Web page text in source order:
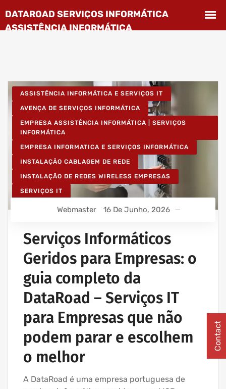
ASSISTÊNCIA INFORMÁTICA E SERVIÇOS IT
AVENÇA DE SERVIÇOS INFORMÁTICA
EMPRESA ASSISTÊNCIA INFORMÁTICA | SERVIÇOS
INFORMÁTICA
EMPRESA INFORMATICA E SERVIÇOS INFORMÁTICA
INSTALAÇÃO CABLAGEM DE REDE
INSTALAÇÃO DE REDES WIRELESS EMPRESAS
SERVIÇOS IT
Webmaster 16 De Junho, 2026
Serviços Informáticos
Geridos para Empresas: o
guia completo da
DataRoad – Serviços IT
para Empresas que não
podem parar e escolhem
o melhor
A DataRoad é uma empresa portuguesa de
Contact